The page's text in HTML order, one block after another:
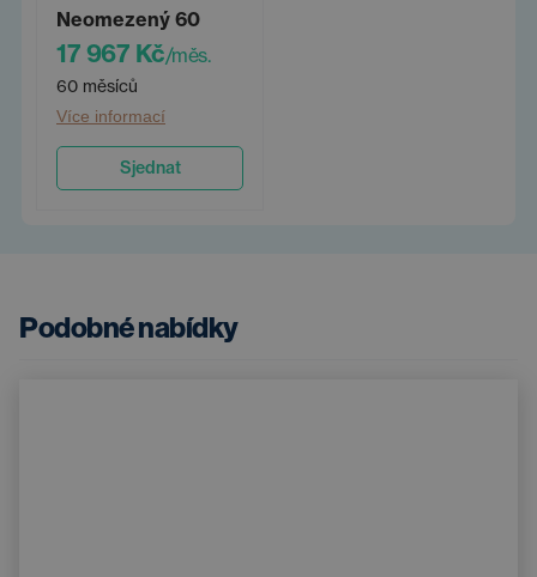
Neomezený 60
17 967 Kč/měs.
60 měsíců
Více informací
Sjednat
Podobné nabídky